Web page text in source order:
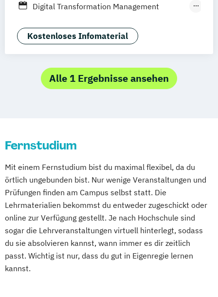
Fernlehrgang
Digital Transformation Management
Hotelmanagement)
Hospitality Controlling & Hotel Asset
Hotel Management
Hotel Management (dual)
Consulting
Tourismusökonom (FH)
Kostenloses Infomaterial
Alle 1 Ergebnisse ansehen
Fernstudium
Mit einem Fernstudium bist du maximal flexibel, da du
örtlich ungebunden bist. Nur wenige Veranstaltungen und
Prüfungen finden am Campus selbst statt. Die
Lehrmaterialien bekommst du entweder zugeschickt oder
online zur Verfügung gestellt. Je nach Hochschule sind
sogar die Lehrveranstaltungen virtuell hinterlegt, sodass
du sie absolvieren kannst, wann immer es dir zeitlich
passt. Wichtig ist nur, dass du gut in Eigenregie lernen
kannst.